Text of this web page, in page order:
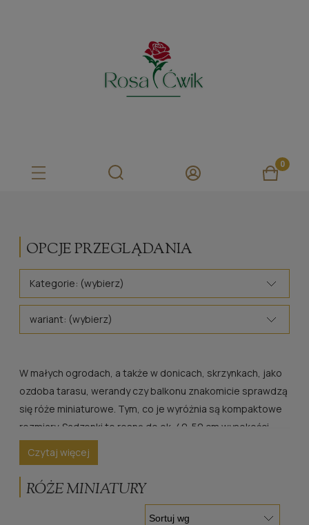
OPCJE PRZEGLĄDANIA
Kategorie: (wybierz)
wariant: (wybierz)
W małych ogrodach, a także w donicach, skrzynkach, jako
ozdoba tarasu, werandy czy balkonu znakomicie sprawdzą
się róże miniaturowe. Tym, co je wyróżnia są kompaktowe
rozmiary. Sadzonki te rosną do ok. 40-50 cm wysokości.
Posiadają zwarty pokrój i zapewniają obfite kwitnienie. W
naszym asortymencie znajdą Państwo ich wyjątkowe
odmiany, pochodzące od renomowanych hodowców.
Czytaj więcej
RÓŻE MINIATURY